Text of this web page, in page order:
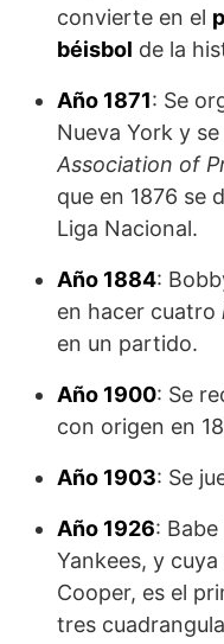
convierte en el
béisbol de la
Año 1871: Se
Nueva York y
Association of
que en 1876 se
Liga Nacional.
Año 1884:
en hacer cuatro
en un partido.
Año 1900: Se
con origen en
Año 1903: Se
Año 1926:
Yankees, y
Cooper, es el
tres